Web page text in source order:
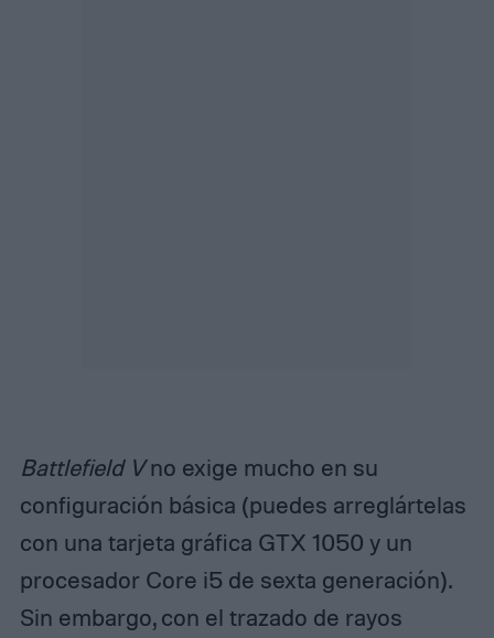
Battlefield Vno exige mucho en su
configuración básica (puedes arreglártelas
con una tarjeta gráfica GTX 1050 y un
procesador Core i5 de sexta generación).
Sin embargo, con el trazado de rayos